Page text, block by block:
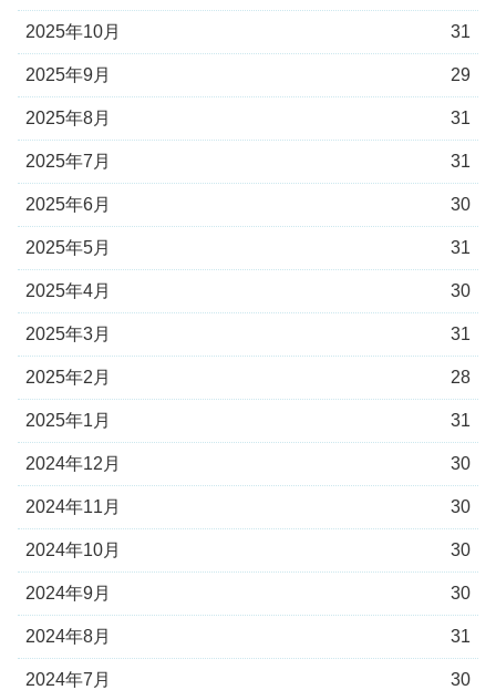
2025年10月 31
2025年9月 29
2025年8月 31
2025年7月 31
2025年6月 30
2025年5月 31
2025年4月 30
2025年3月 31
2025年2月 28
2025年1月 31
2024年12月 30
2024年11月 30
2024年10月 30
2024年9月 30
2024年8月 31
2024年7月 30